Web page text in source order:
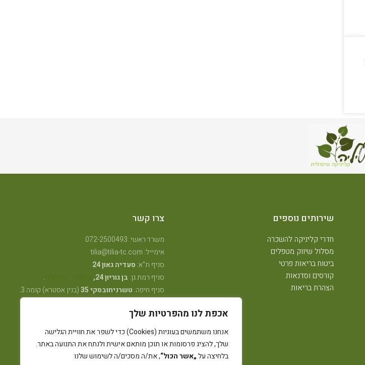
אכפת לנו מהפרטיות שלך
אנחנו משתמשים בעוגיות (Cookies) כדי לשפר את חוויית הגלישה
שלך, להציג פרסומות או תוכן מותאם אישית ולנתח את התנועה באתר.
בלחיצה על„אשר הכול“, את/ה מסכים/ה לשימוש שלנו
שירותים נוספים
חדרי קליניקה להשכרה
מסלול שיווק מטפלים
ביטוח בריאות פרטי
קורסים וסדנאות
הצהרת בריאות
צרו קשר
משרד ראשי: 072-2500493
אימייל: tilia@tilia-tc.com
סניף ת"א: סעדיה גאון 24
סניף רמת גן: בן גוריון 24,
.
סניף חיפה: טשרניחובסקי 35
(בנין אסטרא) קומה 3.
פילאטיס)
סניף קיבוץ אלונים:ליד מרכז אלון(בבית הדורות)
סניף באר שבע: מרדכי מקלף 62 (מאוחדת שכונה ו׳
החדשה)